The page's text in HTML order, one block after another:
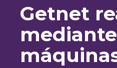
Getnet